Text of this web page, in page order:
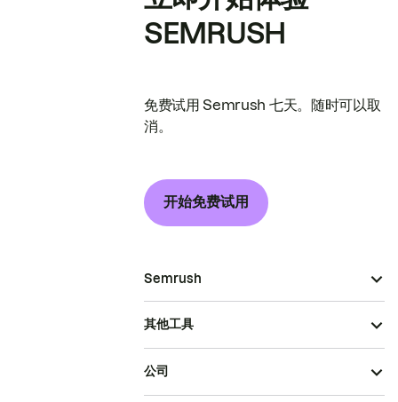
SEMRUSH
免费试用 Semrush 七天。随时可以取
消。
开始免费试用
Semrush
其他工具
公司